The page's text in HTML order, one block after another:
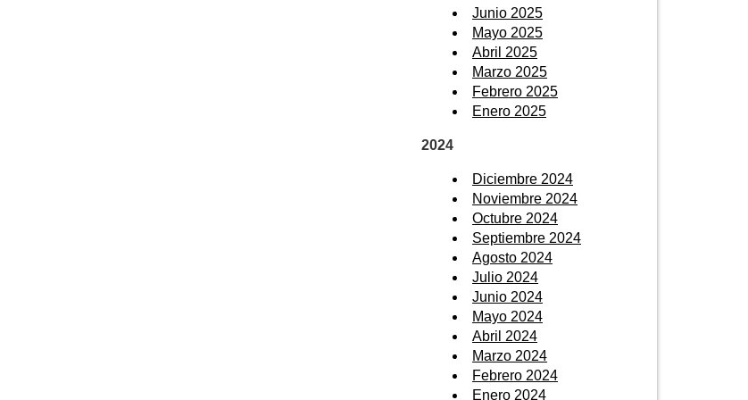
Junio 2025
Mayo 2025
Abril 2025
Marzo 2025
Febrero 2025
Enero 2025
2024
Diciembre 2024
Noviembre 2024
Octubre 2024
Septiembre 2024
Agosto 2024
Julio 2024
Junio 2024
Mayo 2024
Abril 2024
Marzo 2024
Febrero 2024
Enero 2024